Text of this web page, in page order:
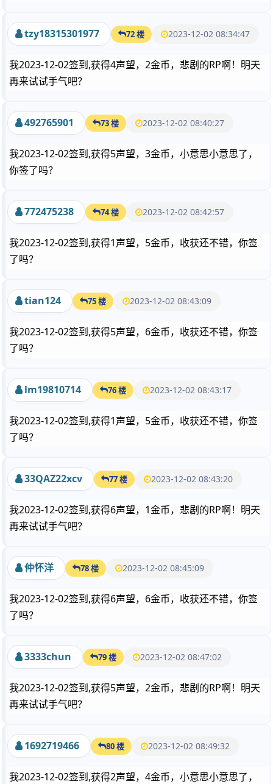
tzy18315301977 72 楼 2023-12-02 08:34:47
我2023-12-02签到,获得4声望，2金币，悲剧的RP啊！明天
再来试试手气吧？
492765901 73 楼 2023-12-02 08:40:27
我2023-12-02签到,获得5声望，3金币，小意思小意思了，
你签了吗？
772475238 74 楼 2023-12-02 08:42:57
我2023-12-02签到,获得1声望，5金币，收获还不错，你签
了吗？
tian124 75 楼 2023-12-02 08:43:09
我2023-12-02签到,获得5声望，6金币，收获还不错，你签
了吗？
lm19810714 76 楼 2023-12-02 08:43:17
我2023-12-02签到,获得1声望，5金币，收获还不错，你签
了吗？
33QAZ22xcv 77 楼 2023-12-02 08:43:20
我2023-12-02签到,获得6声望，1金币，悲剧的RP啊！明天
再来试试手气吧？
仲怀洋 78 楼 2023-12-02 08:45:09
我2023-12-02签到,获得6声望，6金币，收获还不错，你签
了吗？
3333chun 79 楼 2023-12-02 08:47:02
我2023-12-02签到,获得5声望，2金币，悲剧的RP啊！明天
再来试试手气吧？
1692719466 80 楼 2023-12-02 08:49:32
我2023-12-02签到,获得2声望，4金币，小意思小意思了，